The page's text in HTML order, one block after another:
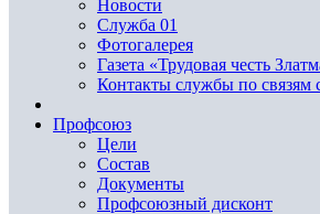
Новости
Служба 01
Фотогалерея
Газета «Трудовая честь
Контакты службы по связям
Профсоюз
Цели
Состав
Документы
Профсоюзный дисконт